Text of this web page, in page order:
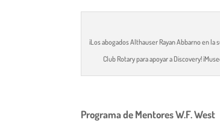
¡Los abogados Althauser Rayan Abbarno en la
Club Rotary para apoyar a Discovery!
Programa de Mentores W.F. West